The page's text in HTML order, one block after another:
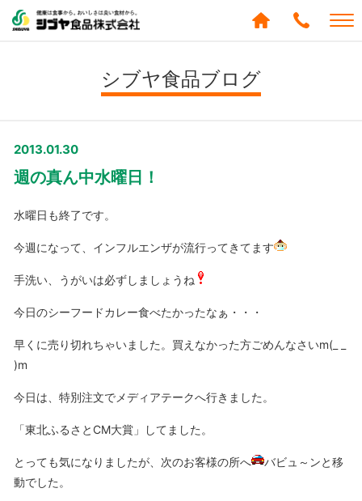
シブヤ食品ブログ
2013.01.30
週の真ん中水曜日！
水曜日も終了です。
今週になって、インフルエンザが流行ってきてます
手洗い、うがいは必ずしましょうね
今日のシーフードカレー食べたかったなぁ・・・
早くに売り切れちゃいました。買えなかった方ごめんなさいm(_ _
)m
今日は、特別注文でメディアテークへ行きました。
「東北ふるさとCM大賞」してました。
とっても気になりましたが、次のお客様の所へ
バビュ～ンと移
動でした。